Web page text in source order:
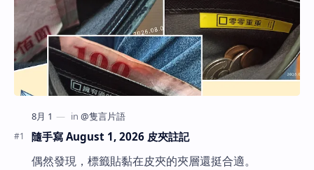
隨手寫 August 1, 2026 皮夾註記
偶然發現，標籤貼黏在皮夾的夾層還挺合適。